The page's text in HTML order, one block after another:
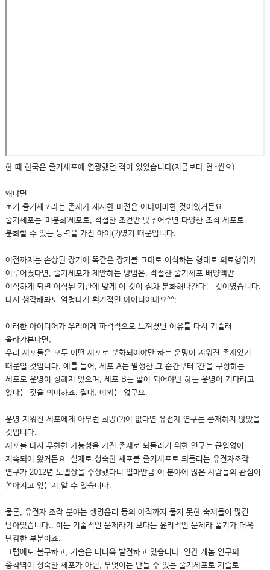
한 때 한국은 줄기세포에 열광했던 적이 있었습니다(지금보다 훨~씬요)
왜냐면
초기 줄기세포라는 존재가 제시한 비젼은 어마어마한 것이였거든요.
줄기세포는 '미분화'세포로, 적절한 조건만 맞추어주면 다양한 조직 세포로
분화할 수 있는 능력을 가진 아이(?)였기 때문입니다.
이전까지는 손상된 장기에 똑같은 장기를 그대로 이식하는 형태로 의료행위가
이루어졌다면, 줄기세포가 제안하는 방법은, 적절한 줄기세포 배양액만
이식하게 되면 이식된 기관에 맞게 이 것이 점차 분화해나간다는 것이였습니다.
다시 생각해봐도 엄청나게 획기적인 아이디어네요^^;
이러한 아이디어가 우리에게 파격적으로 느껴졌던 이유를 다시 거슬러
올라가본다면,
우리 세포들은 모두 어떤 세포로 분화되어야만 하는 운명이 지워진 존재였기
때문일 것입니다. 예를 들어, 세포 A는 발생한 그 순간부터 '간'을 구성하는
세포로 운명이 정해져 있으며, 세포 B는 팔이 되어야만 하는 운명이 기다리고
있다는 것을 의미하죠. 절대, 예외는 없구요.
운명 지워진 세포에게 아무런 희망(?)이 없다면 유전자 연구는 존재하지 않았을
것입니다.
세포를 다시 무한한 가능성을 가진 존재로 되돌리기 위한 연구는 끊임없이
지속되어 왔거든요. 실제로 성숙한 세포를 줄기세포로 되돌리는 유전자조작
연구가 2012년 노벨상을 수상했다니 얼마만큼 이 분야에 많은 사람들의 관심이
쏟아지고 있는지 알 수 있습니다.
물론, 유전자 조작 분야는 생명윤리 등의 아직까지 풀지 못한 숙제들이 많긴
남아있습니다.. 이는 기술적인 문제라기 보다는 윤리적인 문제라 풀기가 더욱
난감한 부분이죠.
그럼에도 불구하고, 기술은 더더욱 발전하고 있습니다. 인간 게놈 연구의
종착역이 성숙한 세포가 아닌, 무엇이든 만들 수 있는 줄기세포로 거슬로